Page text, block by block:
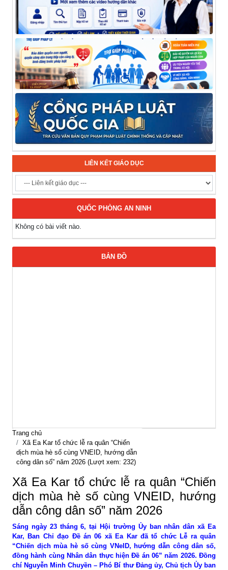
LIÊN KẾT GIÁO DỤC
QUỐC PHÒNG AN NINH
Không có bài viết nào.
BẢN ĐỒ
Trang chủ
Xã Ea Kar tổ chức lễ ra quân “Chiến
dịch mùa hè số cùng VNEID, hướng dẫn
công dân số” năm 2026 (Lượt xem: 232)
Xã Ea Kar tổ chức lễ ra quân “Chiến
dịch mùa hè số cùng VNEID, hướng
dẫn công dân số” năm 2026
Sáng ngày 23 tháng 6, tại Hội trường Ủy ban nhân dân xã Ea
Kar, Ban Chỉ đạo Đề án 06 xã Ea Kar đã tổ chức Lễ ra quân
“Chiến dịch mùa hè số cùng VNeID, hướng dẫn công dân số,
đồng hành cùng Nhân dân thực hiện Đề án 06” năm 2026. Đồng
chí Nguyễn Minh Chuyền – Phó Bí thư Đảng ủy, Chủ tịch Ủy ban